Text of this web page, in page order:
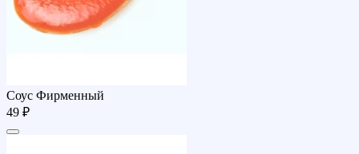
Соуc Фирменный
49 ₽